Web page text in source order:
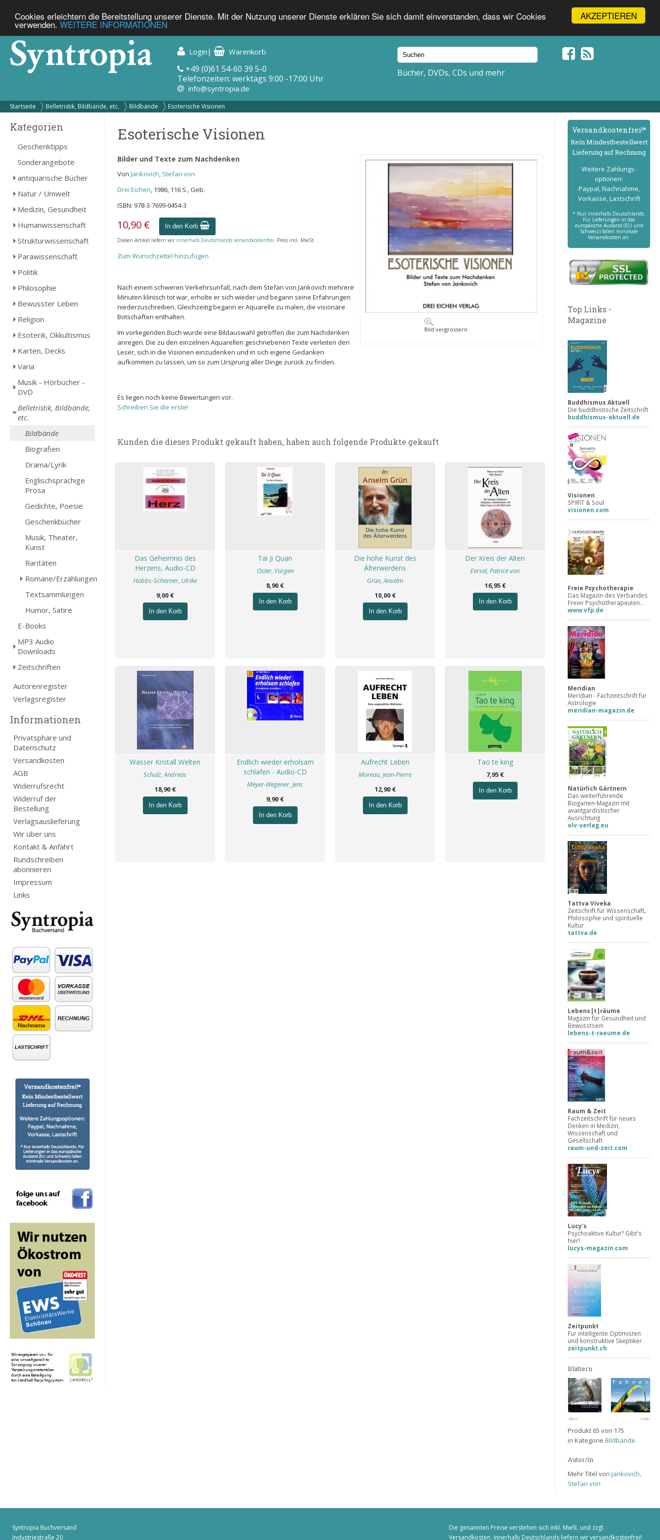
AKZEPTIEREN
Cookies erleichtern die Bereitstellung unserer Dienste. Mit der Nutzung unserer Dienste erklären Sie sich damit einverstanden, dass wir Cookies
verwenden. WEITERE INFORMATIONEN
Login | Warenkorb
+49 (0)61 54-60 39 5-0
Telefonzeiten: werktags 9:00 -17:00 Uhr
info@syntropia.de
Bücher, DVDs, CDs und mehr
Startseite Belletristik, Bildbände, etc. Bildbände Esoterische Visionen
Kategorien
Geschenktipps
Sonderangebote
antiquarische Bücher
Natur / Umwelt
Medizin, Gesundheit
Humanwissenschaft
Strukturwissenschaft
Parawissenschaft
Politik
Philosophie
Bewusster Leben
Religion
Esoterik, Okkultismus
Karten, Decks
Varia
Musik - Hörbücher -
DVD
Belletristik, Bildbände,
etc.
Bildbände
Biografien
Drama/Lyrik
Englischsprachige
Prosa
Gedichte, Poesie
Geschenkbücher
Musik, Theater,
Kunst
Raritäten
Romane/Erzählungen
Textsammlungen
Humor, Satire
E-Books
MP3 Audio
Downloads
Zeitschriften
Autorenregister
Verlagsregister
Informationen
Privatsphäre und
Datenschutz
Versandkosten
AGB
Widerrufsrecht
Widerruf der
Bestellung
Verlagsauslieferung
Wir über uns
Kontakt & Anfahrt
Rundschreiben
abonnieren
Impressum
Links
Esoterische Visionen
Bild vergrössern
Bilder und Texte zum Nachdenken
Von Jankovich, Stefan von
Drei Eichen, 1986, 116 S., Geb.
ISBN: 978-3-7699-0454-3
10,90 € In den Korb
Diesen Artikel liefern wir innerhalb Deutschlands versandkostenfrei. Preis incl. MwSt.
Zum Wunschzettel hinzufügen
Nach einem schweren Verkehrsunfall, nach dem Stefan von Jankovich mehrere
Minuten klinisch tot war, erholte er sich wieder und begann seine Erfahrungen
niederzuschreiben. Gleichzeitig begann er Aquarelle zu malen, die visionäre
Botschaften enthalten.
Im vorliegenden Buch wurde eine Bildauswahl getroffen die zum Nachdenken
anregen. Die zu den einzelnen Aquarellen geschriebenen Texte verleiten den
Leser, sich in die Visionen einzudenken und in sich eigene Gedanken
aufkommen zu lassen, um so zum Ursprung aller Dinge zurück zu finden.
Es liegen noch keine Bewertungen vor.
Schreiben Sie die erste!
Kunden die dieses Produkt gekauft haben, haben auch folgende Produkte gekauft
Das Geheimnis des
Herzens, Audio-CD
Hobbs-Scharner, Ulrike
9,00 €
In den Korb
Tai Ji Quan
Oster, Yürgen
8,90 €
In den Korb
Die hohe Kunst des
Älterwerdens
Grün, Anselm
10,00 €
In den Korb
Der Kreis der Alten
Eersel, Patrice von
16,95 €
In den Korb
Wasser Kristall Welten
Schulz, Andreas
18,90 €
In den Korb
Endlich wieder erholsam
schlafen - Audio-CD
Meyer-Wegener, Jens
9,90 €
In den Korb
Aufrecht Leben
Moreau, Jean-Pierre
12,90 €
In den Korb
Tao te king
7,95 €
In den Korb
Versand­kostenfrei!*
Kein Mindest­bestell­wert
Lieferung auf Rechnung
Weitere Zahlungs­
optionen:
Paypal, Nachnahme,
Vorkasse, Lastschrift
* Nur innerhalb Deutschlands.
Für Lieferungen in das
europäische Ausland (EU und
Schweiz) fallen minimale
Versandkosten an.
Top Links -
Magazine
Buddhismus Aktuell
Die buddhistische Zeitschrift
buddhismus-aktuell.de
Visionen
SPIRIT & Soul
visionen.com
Freie Psychotherapie
Das Magazin des Verbandes
Freier Psychotherapeuten..
www.vfp.de
Meridian
Meridian - Fachzeitschrift für
Astrologie
meridian-magazin.de
Natürlich Gärtnern
Das weiterführende
Biogarten-Magazin mit
avantgardistischer
Ausrichtung
olv-verlag.eu
Tattva Viveka
Zeitschrift für Wissenschaft,
Philosophie und spirituelle
Kultur
tattva.de
Lebens|t|räume
Magazin für Gesundheit und
Bewusstsein
lebens-t-raeume.de
Raum & Zeit
Fachzeitschrift für neues
Denken in Medizin,
Wissenschaft und
Gesellschaft
raum-und-zeit.com
Lucy's
Psychoaktive Kultur? Gibt's
hier!
lucys-magazin.com
Zeitpunkt
Für intelligente Optimisten
und konstruktive Skeptiker
zeitpunkt.ch
Blättern
Produkt 65 von 175
in Kategorie Bildbände
Autor/in
Mehr Titel von Jankovich,
Stefan von
Syntropia Buchversand
Industriestraße 20
Die genannten Preise verstehen sich inkl. MwSt. und zzgl.
Versandkosten. Innerhalb Deutschlands liefern wir versandkostenfrei!